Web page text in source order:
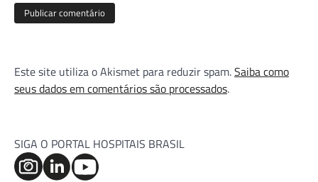
Este site utiliza o Akismet para reduzir spam.Saiba como
seus dados em comentários são processados.
SIGA O PORTAL HOSPITAIS BRASIL